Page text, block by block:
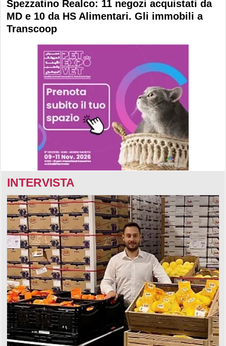
Spezzatino Realco: 11 negozi acquistati da
MD e 10 da HS Alimentari. Gli immobili a
Transcoop
INTERVISTA